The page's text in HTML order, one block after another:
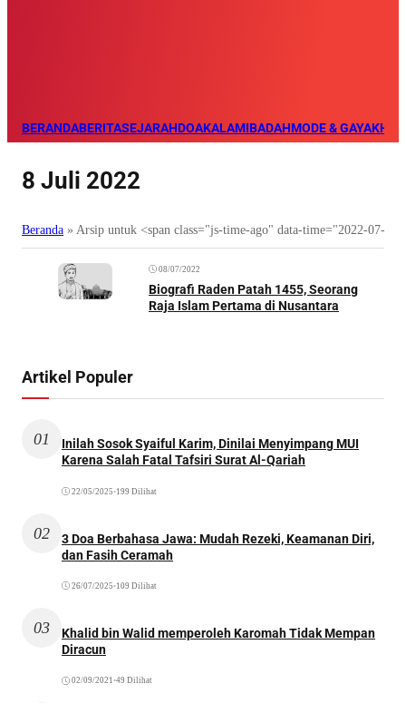
BERANDABERITASEJARAHDOAKALAMIBADAHMODE & GAYA
8 Juli 2022
Beranda » Arsip untuk <span class="js-time-ago" data-time="2022-07-
08/07/2022
Biografi Raden Patah 1455, Seorang
Raja Islam Pertama di Nusantara
Artikel Populer
01
Inilah Sosok Syaiful Karim, Dinilai Menyimpang MUI
Karena Salah Fatal Tafsiri Surat Al-Qariah
22/05/2025 •199 Dilihat
02
3 Doa Berbahasa Jawa: Mudah Rezeki, Keamanan Diri,
dan Fasih Ceramah
26/07/2025 •109 Dilihat
03
Khalid bin Walid memperoleh Karomah Tidak Mempan
Diracun
02/09/2021 •49 Dilihat